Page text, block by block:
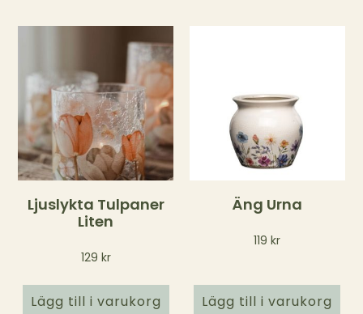
Ljuslykta Tulpaner
Liten
129 kr
Lägg till i varukorg
Äng Urna
119kr
Lägg till i varukorg